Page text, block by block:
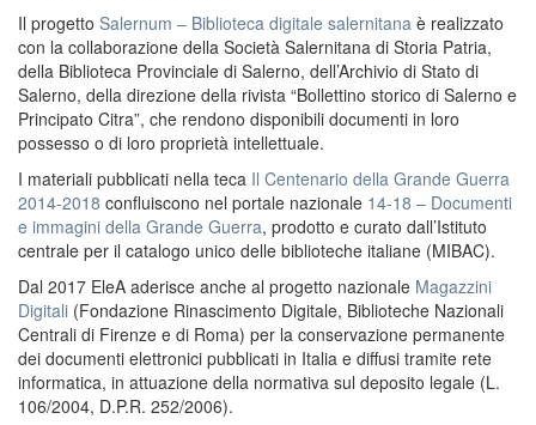
Il progetto Salernum – Biblioteca digitale salernitana è realizzato
con la collaborazione della Società Salernitana di Storia Patria,
della Biblioteca Provinciale di Salerno, dell’Archivio di Stato di
Salerno, della direzione della rivista “Bollettino storico di Salerno e
Principato Citra”, che rendono disponibili documenti in loro
possesso o di loro proprietà intellettuale.
I materiali pubblicati nella teca Il Centenario della Grande Guerra
2014-2018 confluiscono nel portale nazionale 14-18 – Documenti
e immagini della Grande Guerra, prodotto e curato dall’Istituto
centrale per il catalogo unico delle biblioteche italiane (MIBAC).
Dal 2017 EleA aderisce anche al progetto nazionale Magazzini
Digitali (Fondazione Rinascimento Digitale, Biblioteche Nazionali
Centrali di Firenze e di Roma) per la conservazione permanente
dei documenti elettronici pubblicati in Italia e diffusi tramite rete
informatica, in attuazione della normativa sul deposito legale (L.
106/2004, D.P.R. 252/2006).